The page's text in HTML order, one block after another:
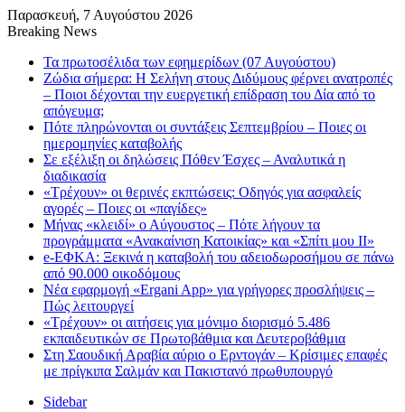
Παρασκευή, 7 Αυγούστου 2026
Breaking News
Τα πρωτοσέλιδα των εφημερίδων (07 Αυγούστου)
Ζώδια σήμερα: Η Σελήνη στους Διδύμους φέρνει ανατροπές
– Ποιοι δέχονται την ευεργετική επίδραση του Δία από το
απόγευμα;
Πότε πληρώνονται οι συντάξεις Σεπτεμβρίου – Ποιες οι
ημερομηνίες καταβολής
Σε εξέλιξη οι δηλώσεις Πόθεν Έσχες – Αναλυτικά η
διαδικασία
«Τρέχουν» οι θερινές εκπτώσεις: Οδηγός για ασφαλείς
αγορές – Ποιες οι «παγίδες»
Μήνας «κλειδί» ο Αύγουστος – Πότε λήγουν τα
προγράμματα «Ανακαίνιση Κατοικίας» και «Σπίτι μου ΙΙ»
e-ΕΦΚΑ: Ξεκινά η καταβολή του αδειοδωροσήμου σε πάνω
από 90.000 οικοδόμους
Νέα εφαρμογή «Ergani App» για γρήγορες προσλήψεις –
Πώς λειτουργεί
«Τρέχουν» οι αιτήσεις για μόνιμο διορισμό 5.486
εκπαιδευτικών σε Πρωτοβάθμια και Δευτεροβάθμια
Στη Σαουδική Αραβία αύριο ο Ερντογάν – Κρίσιμες επαφές
με πρίγκιπα Σαλμάν και Πακιστανό πρωθυπουργό
Sidebar